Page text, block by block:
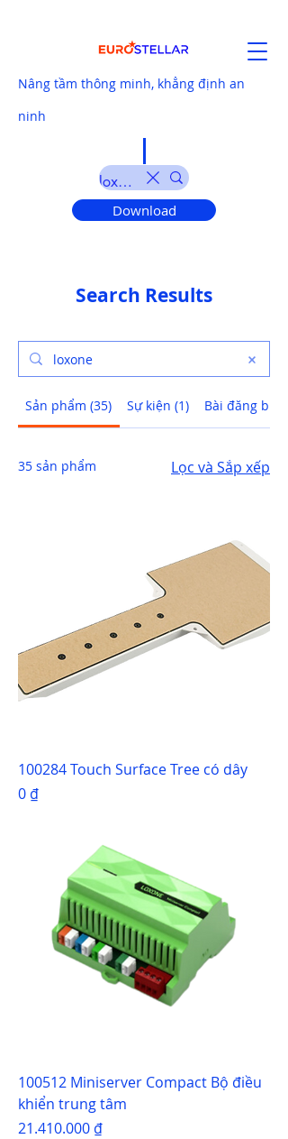
Nâng tầm thông minh, khẳng định an
ninh
Download
Search Results
Sản phẩm (35) Sự kiện (1) Bài đăng blog
35 sản phẩm Lọc và Sắp xếp
100284 Touch Surface Tree có dây
Giá
0 ₫
100512 Miniserver Compact Bộ điều
khiển trung tâm
Giá
21.410.000 ₫